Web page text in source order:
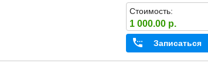
Стоимость:
1 000.00 р.
Записаться